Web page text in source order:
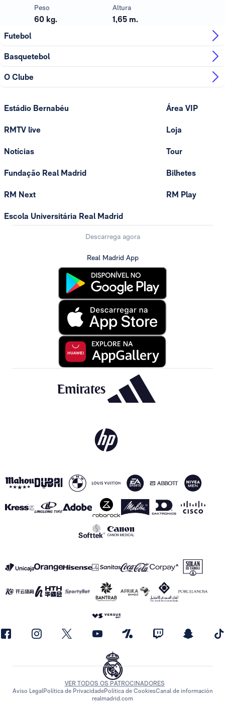
Peso
60 kg.
Altura
1,65 m.
Futebol
Basquetebol
O Clube
Estádio Bernabéu
RMTV live
Notícias
Fundação Real Madrid
RM Next
Escola Universitária Real Madrid
Área VIP
Loja
Tour
Bilhetes
RM Play
Descarrega agora
Real Madrid App
VER TODOS OS PATROCINADORES
Aviso LegalPolítica de PrivacidadePolítica de CookiesCanal de información
realmadrid.com